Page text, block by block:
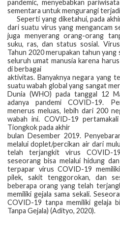
pandemic, menyebabkan
sementara untuk mengurangi
Seperti yang diketahui, pada
dari suatu virus yang mengancam
juga menyerang orang-orang
suku, ras, dan status sosial.
Tahun 2020 merupakan tahun
seluruh umat manusia karena
di berbagai
aktivitas. Banyaknya negara yang
suatu wabah global yang sangat
Dunia (WHO) pada tanggal 12
adanya pandemi COVID-19.
menerus meluas, lebih dari 200
wabah ini. COVID-19
Tiongkok pada akhir
bulan Desember 2019.
melalui doplet/percikan air dari
telah terjangkit virus COVID-
seseorang bisa melalui hidung
terpapar virus COVID-19
pilek, sakit tenggorokan, dan
beberapa orang yang telah
memiliki gejala sama sekali.
COVID-19 tanpa memiliki gelaja
Tanpa Gejala) (Adityo, 2020).